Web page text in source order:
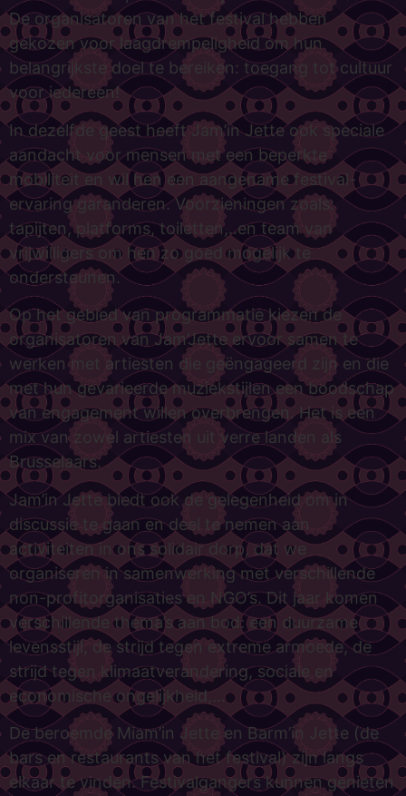
De organisatoren van het festival hebben
gekozen voor laagdrempeligheid om hun
belangrijkste doel te bereiken: toegang tot cultuur
voor iedereen!
In dezelfde geest heeft Jam’in Jette ook speciale
aandacht voor mensen met een beperkte
mobiliteit en wil hen een aangename festival-
ervaring garanderen. Voorzieningen zoals:
tapijten, platforms, toiletten,..en team van
vrijwilligers om hen zo goed mogelijk te
ondersteunen.
Op het gebied van programmatie kiezen de
organisatoren van Jam’Jette ervoor samen te
werken met artiesten die geëngageerd zijn en die
met hun gevarieerde muziekstijlen een boodschap
van engagement willen overbrengen. Het is een
mix van zowel artiesten uit verre landen als
Brusselaars.
Jam’in Jette biedt ook de gelegenheid om in
discussie te gaan en deel te nemen aan
activiteiten in ons solidair dorp, dat we
organiseren in samenwerking met verschillende
non-profitorganisaties en NGO’s. Dit jaar komen
verschillende thema’s aan bod: een duurzame
levensstijl, de strijd tegen extreme armoede, de
strijd tegen klimaatverandering, sociale en
economische ongelijkheid,…
De beroemde Miam’in Jette en Barm’in Jette (de
bars en restaurants van het festival) zijn langs
elkaar te vinden. Festivalgangers kunnen genieten